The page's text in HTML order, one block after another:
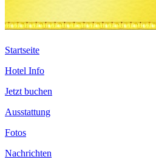
Startseite
Hotel Info
Jetzt buchen
Ausstattung
Fotos
Nachrichten